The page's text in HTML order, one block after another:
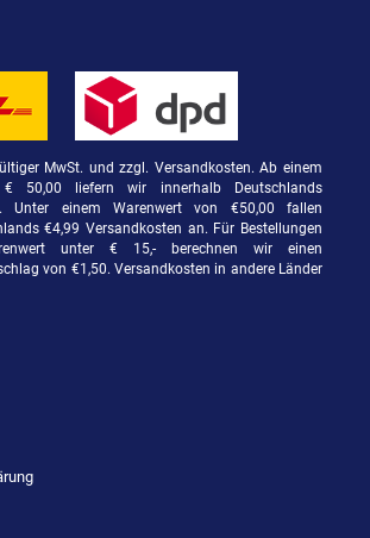
MwSt. und zzgl. Versandkosten. Ab einem
50,00 liefern wir innerhalb Deutschlands
Unter einem Warenwert von €50,00 fallen
€4,99 Versandkosten an. Für Bestellungen
unter € 15,- berechnen wir einen
von €1,50. Versandkosten in andere Länder